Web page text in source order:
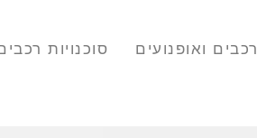
רכבים ואופנועים סוכנויות